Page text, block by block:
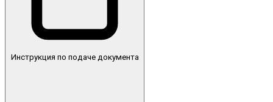
Инструкция по подаче документа